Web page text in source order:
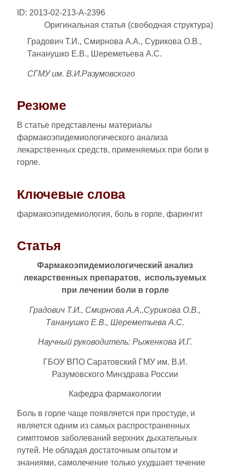
ID: 2013-02-213-A-2396
Оригинальная статья (свободная структура)
Градович Т.И., Смирнова А.А., Сурикова О.В.,
Тананушко Е.В., Шереметьева А.С.
СГМУ им. В.И.Разумовского
Резюме
В статье представлены материалы
фармакоэпидемиологического анализа
лекарственных средств, применяемых при боли в
горле.
Ключевые слова
фармакоэпидемиология, боль в горле, фарингит
Статья
Фармакоэпидемиологический анализ
лекарственных препаратов, используемых
при лечении боли в горле
Градович Т.И., Смирнова А.А.,Сурикова О.В.,
Тананушко Е.В., Шереметьева А.С.
Научный руководитель: Рыженкова И.Г.
ГБОУ ВПО Саратовский ГМУ им. В.И.
Разумовского Минздрава России
Кафедра фармакологии
Боль в горле чаще появляется при простуде, и
является одним из самых распространенных
симптомов заболеваний верхних дыхательных
путей. Не обладая достаточным опытом и
знаниями, самолечение только ухудшает течение